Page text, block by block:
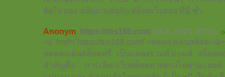
ติดใจ และ กลับมาเล่นกับ สล็อตเว็บตรง ที่นี่ ซ้ำ
Anonym, https://tns168.com (26.8. 2025 10:53)
<a href="https://tns168.com/">ทดลองเล่นสล็อต</
ทดลองเล่นสล็อตฟรี เป็นแหล่งรวมตัวเกมส์ สล็อ
สำคัญคือ การเลือกเว็บสล็อตสายตรงไม่ผ่านเเย่